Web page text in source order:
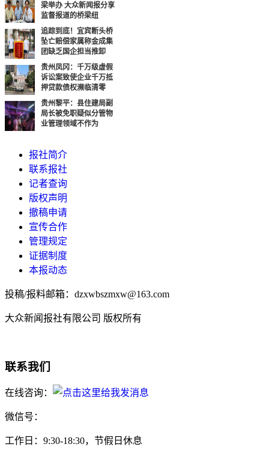
梁举办 大众新闻报分享
监督报道的桥梁纽
追踪到底！宜宾断头桥
坠亡赔偿家属称金成集
团缺乏国企担当推卸
贵州凤冈：千万级虚假
诉讼案致使企业千万抵
押贷款债权濒临清零
贵州黎平：县住建局副
局长被免职疑似分管物
业管理领域不作为
报社简介
联系报社
记者查询
版权声明
撤稿申请
宣传合作
管理规定
证据制度
本报动态
投稿/报料邮箱：dzxwbszmxw@163.com
大众新闻报社有限公司 版权所有
联系我们
在线咨询：
微信号：
工作日：9:30-18:30，节假日休息